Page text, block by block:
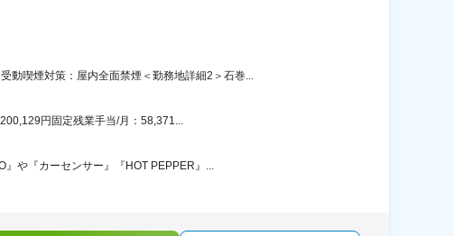
動喫煙対策：屋内全面禁煙＜勤務地詳細2＞石巻...
円固定残業手当/月：58,371...
や『カーセンサー』『HOT PEPPER』...